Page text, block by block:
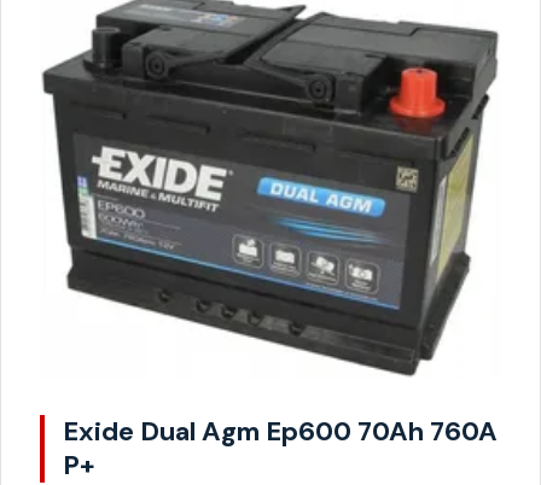
Exide Dual Agm Ep600 70Ah 760A
P+